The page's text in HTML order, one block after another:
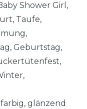
Shower Girl,
Taufe,
Geburtstag,
glänzend